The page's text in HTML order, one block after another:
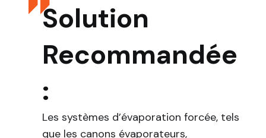
Solution
Recommandée
:
Les systèmes d’évaporation forcée, tels
que les canons évaporateurs,